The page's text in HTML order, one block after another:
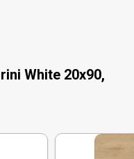
White 20x90,